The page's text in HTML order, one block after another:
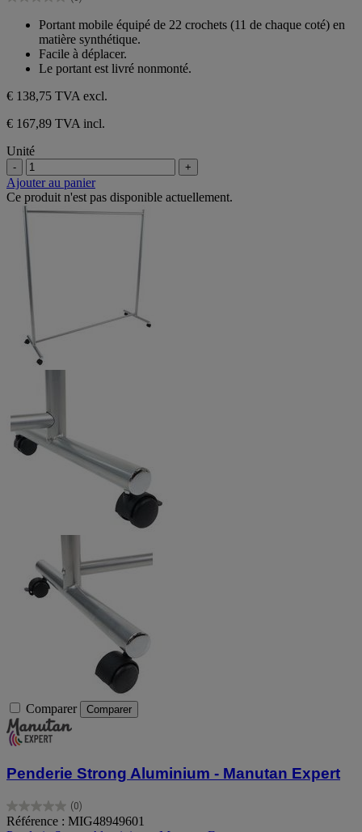
0.0
étoiles.
Portant mobile équipé de 22 crochets (11 de chaque coté) en
matière synthétique.
Facile à déplacer.
Le portant est livré nonmonté.
€ 138,75 TVA excl.
€ 167,89 TVA incl.
Unité
- +
Ajouter au panier
Ce produit n'est pas disponible actuellement.
Comparer Comparer
Penderie Strong Aluminium - Manutan Expert
(0)
0.0
sur
Référence : MIG48949601